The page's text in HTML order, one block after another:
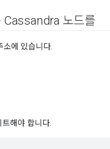
Cassandra 노드를
에 있습니다.
해야 합니다.